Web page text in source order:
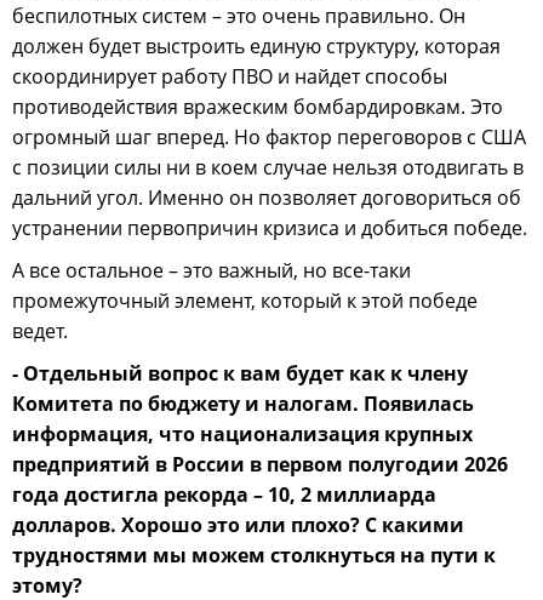
беспилотных систем – это очень правильно. Он
должен будет выстроить единую структуру, которая
скоординирует работу ПВО и найдет способы
противодействия вражеским бомбардировкам. Это
огромный шаг вперед. Но фактор переговоров с США
с позиции силы ни в коем случае нельзя отодвигать в
дальний угол. Именно он позволяет договориться об
устранении первопричин кризиса и добиться победе.
А все остальное – это важный, но все-таки
промежуточный элемент, который к этой победе
ведет.
- Отдельный вопрос к вам будет как к члену
Комитета по бюджету и налогам. Появилась
информация, что национализация крупных
предприятий в России в первом полугодии 2026
года достигла рекорда – 10, 2 миллиарда
долларов. Хорошо это или плохо? С какими
трудностями мы можем столкнуться на пути к
этому?